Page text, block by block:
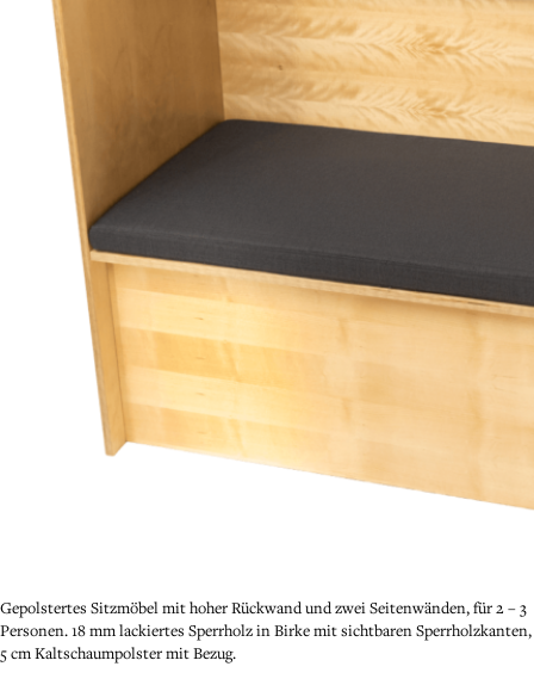
Gepolstertes Sitzmöbel mit hoher Rückwand und zwei Seitenwänden, für 2 – 3
Personen. 18 mm lackiertes Sperrholz in Birke mit sichtbaren Sperrholzkanten,
5 cm Kaltschaumpolster mit Bezug.